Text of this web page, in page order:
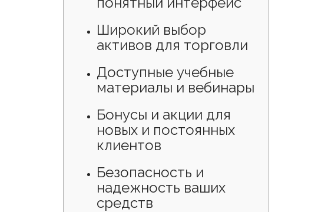
Широкий выбор
активов для торговли
Доступные учебные
материалы и вебинары
Бонусы и акции для
новых и постоянных
клиентов
Безопасность и
надежность ваших
средств